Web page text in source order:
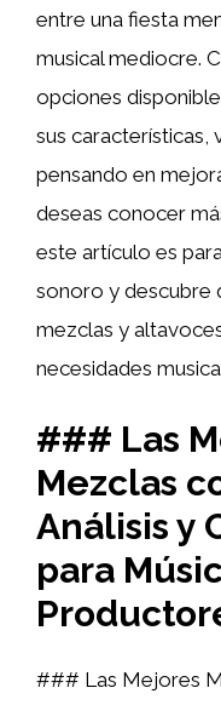
entre una fiesta
musical mediocre.
opciones
sus características,
pensando en
deseas conocer
este artículo es
sonoro y descubre
mezclas y
necesidades
### Las
Mezclas
Análisis y
para
### Las Mejores